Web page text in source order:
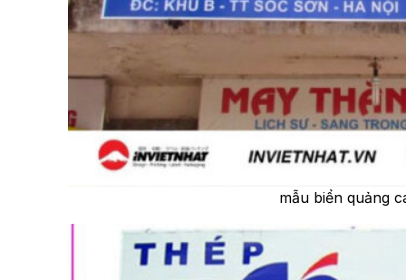
mẫu biển quảng